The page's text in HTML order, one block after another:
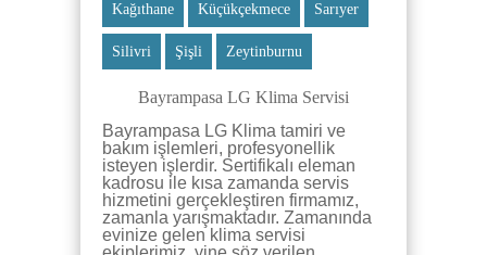
Kağıthane Küçükçekmece Sarıyer
Silivri Şişli Zeytinburnu
Bayrampasa LG Klima Servisi
Bayrampasa LG Klima tamiri ve
bakım işlemleri, profesyonellik
isteyen işlerdir. Sertifikalı eleman
kadrosu ile kısa zamanda servis
hizmetini gerçekleştiren firmamız,
zamanla yarışmaktadır. Zamanında
evinize gelen klima servisi